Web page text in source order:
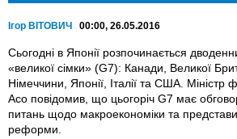
Ігор ВІТОВИЧ 00:00, 26.05.2016
Сьогодні в Японії розпочинається
«великої сімки» (G7): Канади, Великої
Німеччини, Японії, Італії та США. Міністр
Асо повідомив, що цьогоріч G7 має
питань щодо макроекономіки та
реформи.